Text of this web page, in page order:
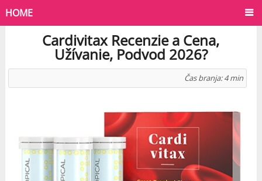
HOME
Cardivitax Recenzie a Cena,
Užívanie, Podvod 2026?
Čas branja: 4 min